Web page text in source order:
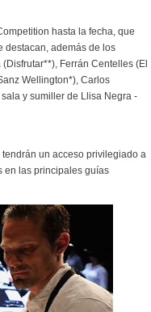
hasta la fecha, que
destacan, además de los
Ferrán Centelles (El
Wellington*), Carlos
y sumiller de Llisa Negra -
un acceso privilegiado a
en las principales guías